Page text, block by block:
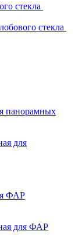
стекла
стекла
панорамных
для
ФАР
для ФАР